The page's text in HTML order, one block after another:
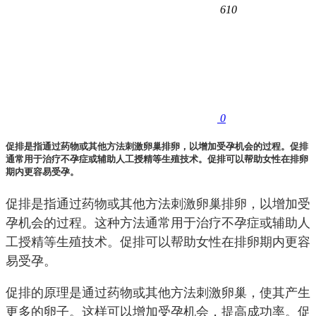
610
0
促排是指通过药物或其他方法刺激卵巢排卵，以增加受孕机会的过程。促排
通常用于治疗不孕症或辅助人工授精等生殖技术。促排可以帮助女性在排卵
期内更容易受孕。
促排是指通过药物或其他方法刺激卵巢排卵，以增加受
孕机会的过程。这种方法通常用于治疗不孕症或辅助人
工授精等生殖技术。促排可以帮助女性在排卵期内更容
易受孕。
促排的原理是通过药物或其他方法刺激卵巢，使其产生
更多的卵子。这样可以增加受孕机会，提高成功率。促